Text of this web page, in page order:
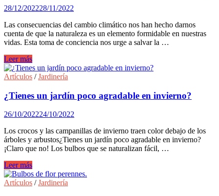
Cómo
conservarlos
más
tiempo.
28/12/202228/11/2022
Las consecuencias del cambio climático nos han hecho darnos
cuenta de que la naturaleza es un elemento formidable en nuestras
vidas. Esta toma de conciencia nos urge a salvar la …
Tendencia
de
jardinería
Oda
a
la
naturaleza.
Leer más
Artículos /Jardinería
¿Tienes un jardín poco agradable en invierno?
26/10/202224/10/2022
Los crocos y las campanillas de invierno traen color debajo de los
árboles y arbustos¿Tienes un jardín poco agradable en invierno?
¡Claro que no! Los bulbos que se naturalizan fácil, …
¿Tienes
un
jardín
Leer más
Artículos /Jardinería